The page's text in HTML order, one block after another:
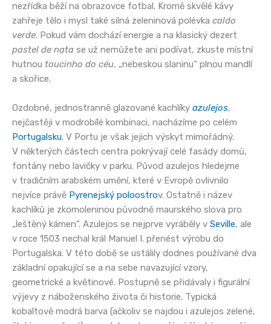
nezřídka běží na obrazovce fotbal. Kromě skvělé kávy
zahřeje tělo i mysl také silná zeleninová polévka caldo
verde. Pokud vám dochází energie a na klasický dezert
pastel de nata se už nemůžete ani podívat, zkuste místní
hutnou toucinho do céu, „nebeskou slaninu“ plnou mandlí
a skořice.
Ozdobné, jednostranně glazované kachlíky azulejos,
nejčastěji v modrobílé kombinaci, nacházíme po celém
Portugalsku. V Portu je však jejich výskyt mimořádný.
V některých částech centra pokrývají celé fasády domů,
fontány nebo lavičky v parku. Původ azulejos hledejme
v tradičním arabském umění, které v Evropě ovlivnilo
nejvíce právě Pyrenejský poloostrov. Ostatně i název
kachlíků je zkomoleninou původně maurského slova pro
„leštěný kámen“. Azulejos se nejprve vyráběly v Seville, ale
v roce 1503 nechal král Manuel I. přenést výrobu do
Portugalska. V této době se ustálily dodnes používané dva
základní opakující se a na sebe navazující vzory,
geometrické a květinové. Postupně se přidávaly i figurální
výjevy z náboženského života či historie. Typická
kobaltově modrá barva (ačkoliv se najdou i azulejos zelené,